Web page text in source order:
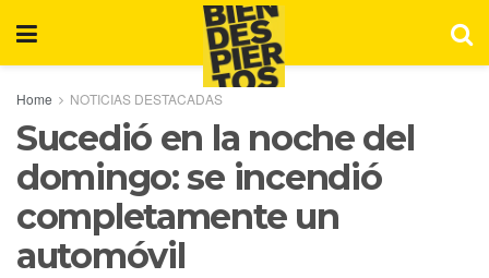
Home NOTICIAS DESTACADAS
Sucedió en la noche del
domingo: se incendió
completamente un
automóvil